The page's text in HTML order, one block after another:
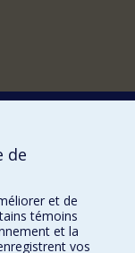
de
et de
témoins
et la
vos